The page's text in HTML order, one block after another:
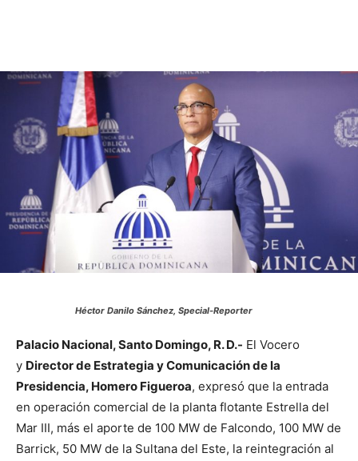
Héctor Danilo Sánchez, Special-Reporter
Palacio Nacional, Santo Domingo, R. D.- El Vocero
y Director de Estrategia y Comunicación de la
Presidencia, Homero Figueroa, expresó que la entrada
en operación comercial de la planta flotante Estrella del
Mar III, más el aporte de 100 MW de Falcondo, 100 MW de
Barrick, 50 MW de la Sultana del Este, la reintegración al